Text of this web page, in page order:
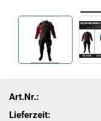
Art.Nr.:
Lieferzeit: